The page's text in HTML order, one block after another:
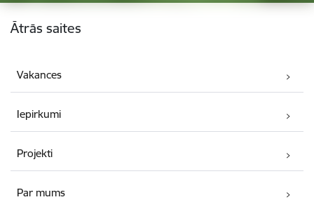
Kājene
Ātrās saites
Vakances
Iepirkumi
Projekti
Par mums